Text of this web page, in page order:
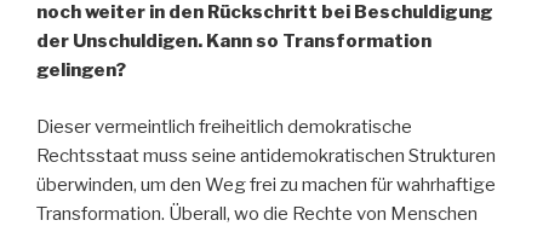
noch weiter in den Rückschritt bei Beschuldigung
der Unschuldigen. Kann so Transformation
gelingen?
Dieser vermeintlich freiheitlich demokratische
Rechtsstaat muss seine antidemokratischen Strukturen
überwinden, um den Weg frei zu machen für wahrhaftige
Transformation. Überall, wo die Rechte von Menschen